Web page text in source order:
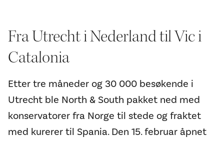
Fra Utrecht i Nederland til Vic i
Catalonia
Etter tre måneder og 30 000 besøkende i
Utrecht ble North & South pakket ned med
konservatorer fra Norge til stede og fraktet
med kurerer til Spania. Den 15. februar åpnet